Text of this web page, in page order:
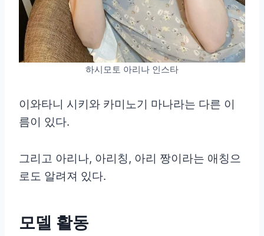
하시모토 아리나 인스타
이와타니 시키와 카미노기 마나라는 다른 이
름이 있다.
그리고 아리나, 아리칭, 아리 짱이라는 애칭으
로도 알려져 있다.
모델 활동